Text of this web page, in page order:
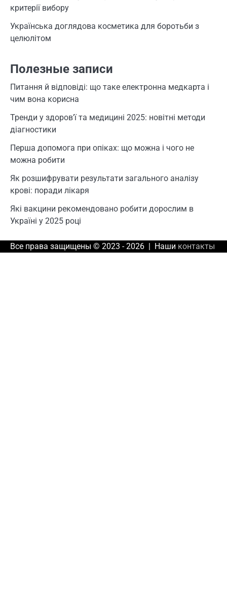
критерії вибору
Українська доглядова косметика для боротьби з
целюлітом
Полезные записи
Питання й відповіді: що таке електронна медкарта і
чим вона корисна
Тренди у здоров’ї та медицині 2025: новітні методи
діагностики
Перша допомога при опіках: що можна і чого не
можна робити
Як розшифрувати результати загального аналізу
крові: поради лікаря
Які вакцини рекомендовано робити дорослим в
Україні у 2025 році
Все права защищены © 2023 - 2026 | Наши контакты